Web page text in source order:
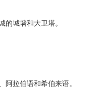
的城墙和大卫塔。
阿拉伯语和希伯来语。